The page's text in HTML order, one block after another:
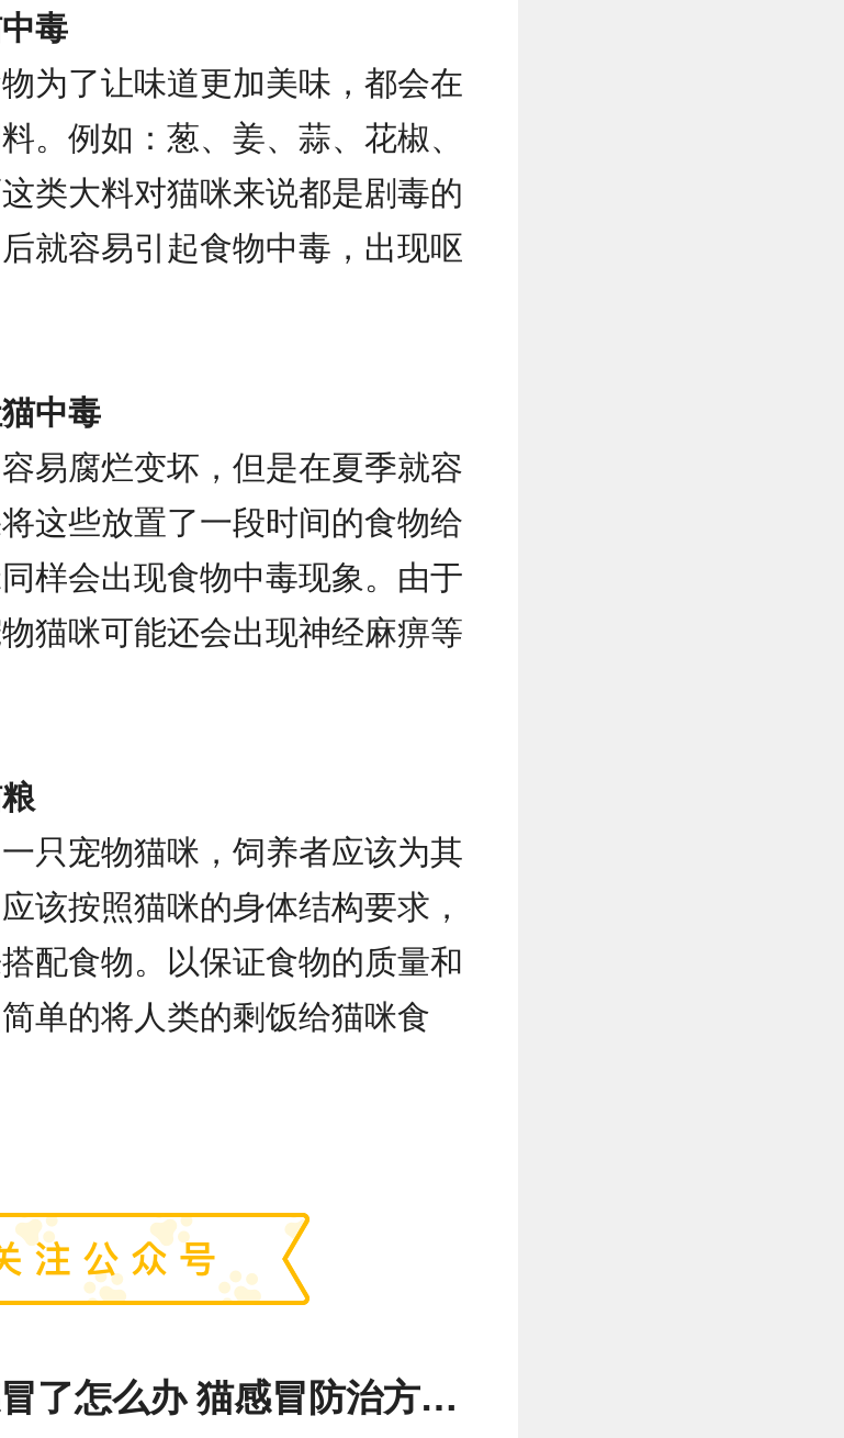
毒
为了让味道更加美味，都会在
。例如：葱、姜、蒜、花椒、
类大料对猫咪来说都是剧毒的
就容易引起食物中毒，出现呕
中毒
易腐烂变坏，但是在夏季就容
这些放置了一段时间的食物给
样会出现食物中毒现象。由于
猫咪可能还会出现神经麻痹等
只宠物猫咪，饲养者应该为其
该按照猫咪的身体结构要求，
配食物。以保证食物的质量和
单的将人类的剩饭给猫咪食
么办 猫感冒防治方法都有哪些你知道吗？